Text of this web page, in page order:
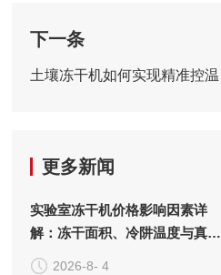
下一条
更多新闻
实验室冻干机价格影响因素详
解：冻干面积、冷阱温度与真空
系统的成本构成
2026-8- 4